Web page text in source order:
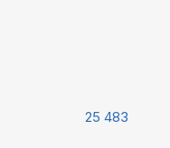
25 483